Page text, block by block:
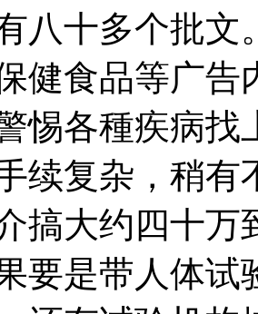
八十多个批文
健食品等广告
惕各種疾病找
续复杂，稍有
搞大约四十万
要是带人体试